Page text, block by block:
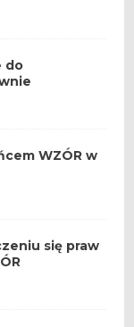
do
WZÓR w
się praw